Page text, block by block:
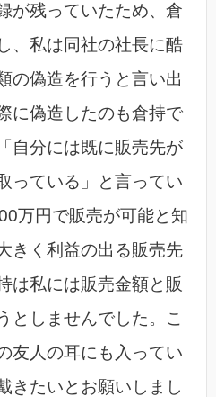
が残っていたため、倉
、私は同社の社長に酷
の偽造を行うと言い出
に偽造したのも倉持で
自分には既に販売先が
っている」と言ってい
万円で販売が可能と知
きく利益の出る販売先
は私には販売金額と販
としませんでした。こ
友人の耳にも入ってい
きたいとお願いしまし